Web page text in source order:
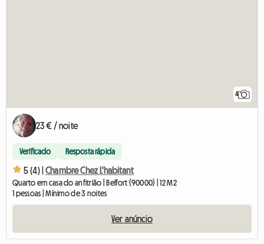
4
23 € / noite
Verificado Resposta rápida
5 (4) | Chambre Chez L'habitant
Quarto em casa do anfitrião | Belfort (90000) | 12 M2
1 pessoas | Mínimo de 3 noites
Ver anúncio